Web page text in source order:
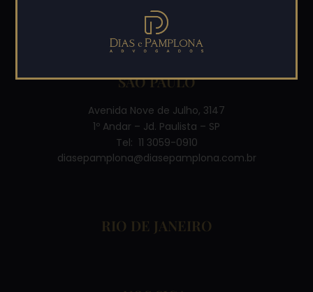
pessoas jurídicas e físicas.
SÃO PAULO
Avenida Nove de Julho, 3147
1º Andar – Jd. Paulista – SP
Tel: 11 3059-0910
diasepamplona@diasepamplona.com.br
RIO DE JANEIRO